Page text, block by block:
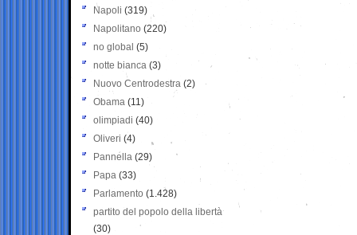
Napoli (319)
Napolitano (220)
no global (5)
notte bianca (3)
Nuovo Centrodestra (2)
Obama (11)
olimpiadi (40)
Oliveri (4)
Pannella (29)
Papa (33)
Parlamento (1.428)
partito del popolo della libertà
(30)